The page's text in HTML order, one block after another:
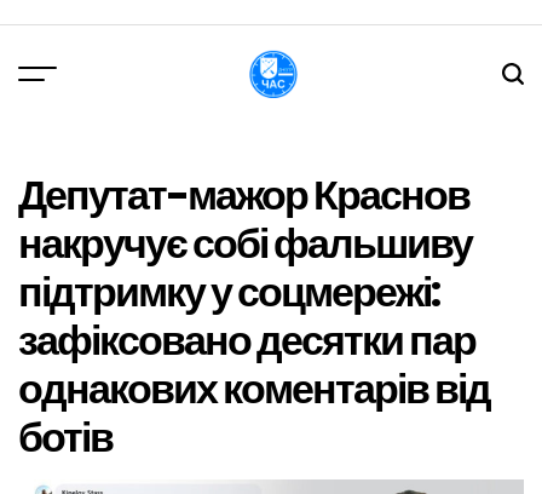
вмісту
Депутат-мажор Краснов
накручує собі фальшиву
підтримку у соцмережі:
зафіксовано десятки пар
однакових коментарів від
ботів